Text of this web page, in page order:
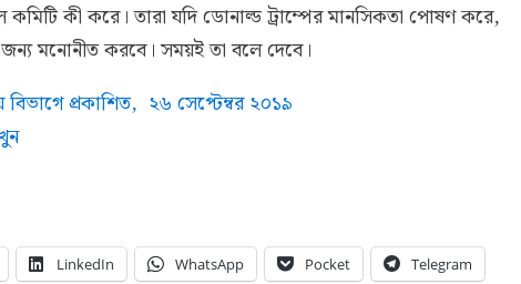
কী করে। তারা যদি ডোনাল্ড ট্রাম্পের মানসিকতা পোষণ করে,
মনোনীত করবে। সময়ই তা বলে দেবে।
প্রকাশিত, ২৬ সেপ্টেম্বর ২০১৯
LinkedIn WhatsApp Pocket Telegram